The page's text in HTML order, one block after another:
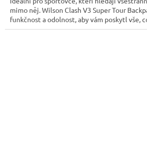
mimo něj. Wilson Clash V3 Super Tour
funkčnost a odolnost, aby vám poskytl vše,